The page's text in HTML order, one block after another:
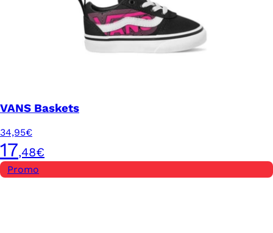
VANS Baskets
34,95€
17,48€
Promo